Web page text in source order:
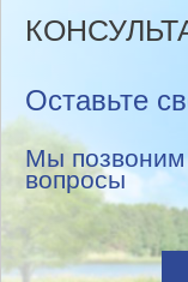
Оставьте
Мы позвоним
вопросы